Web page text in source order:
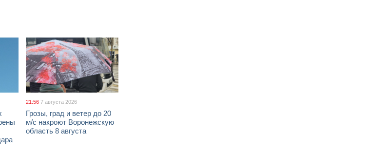
21:56 7 августа 2026
Грозы, град и ветер до 20
м/с накроют Воронежскую
область 8 августа